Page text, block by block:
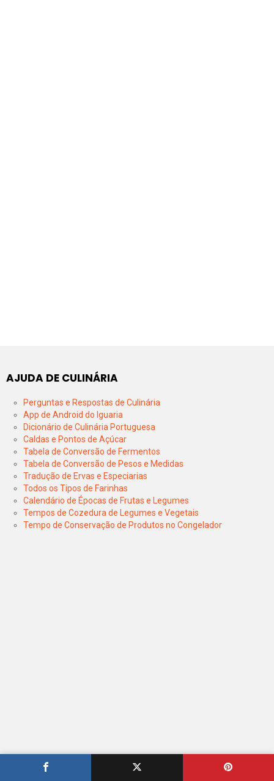
AJUDA DE CULINÁRIA
Perguntas e Respostas de Culinária
App de Android do Iguaria
Dicionário de Culinária Portuguesa
Caldas e Pontos de Açúcar
Tabela de Conversão de Fermentos
Tabela de Conversão de Pesos e Medidas
Tradução de Ervas e Especiarias
Todos os Tipos de Farinhas
Calendário de Épocas de Frutas e Legumes
Tempos de Cozedura de Legumes e Vegetais
Tempo de Conservação de Produtos no Congelador